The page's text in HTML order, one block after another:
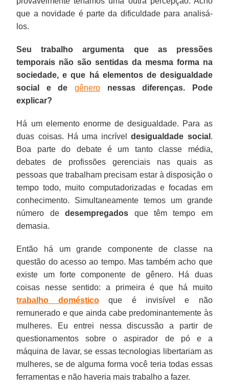
que a novidade é parte da dificuldade para analisá-
los.
Seu trabalho argumenta que as pressões
temporais não são sentidas da mesma forma na
sociedade, e que há elementos de desigualdade
social e de gênero nessas diferenças. Pode
explicar?
Há um elemento enorme de desigualdade. Para as
duas coisas. Há uma incríveldesigualdade social .
Boa parte do debate é um tanto classe média,
debates de profissões gerenciais nas quais as
pessoas que trabalham precisam estar à disposição o
tempo todo, muito computadorizadas e focadas em
conhecimento. Simultaneamente temos um grande
número dedesempregados que têm tempo em
demasia.
Então há um grande componente de classe na
questão do acesso ao tempo. Mas também acho que
existe um forte componente de gênero. Há duas
coisas nesse sentido: a primeira é que há muito
trabalho domésticoque é invisível e não
remunerado e que ainda cabe predominantemente às
mulheres. Eu entrei nessa discussão a partir de
questionamentos sobre o aspirador de pó e a
máquina de lavar, se essas tecnologias libertariam as
mulheres, se de alguma forma você teria todas essas
ferramentas e não haveria mais trabalho a fazer.